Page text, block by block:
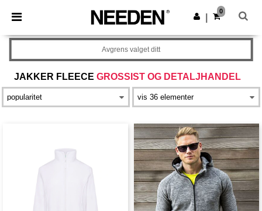
× Needen-app
Bedre priser i appen!
Last ned app
0
JAKKER FLEECE GROSSIST OG DETALJHANDEL
Avgrens valget ditt